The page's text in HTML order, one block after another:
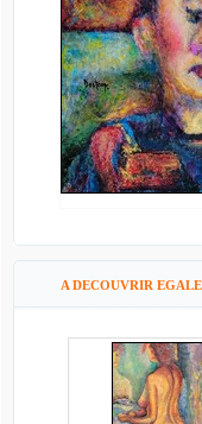
A DECOUVRIR